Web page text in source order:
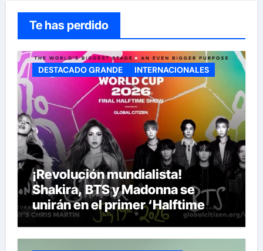
Te has perdido
DESTACADO GRANDE INTERNACIONALES
¡Revolución mundialista!
Shakira, BTS y Madonna se
unirán en el primer ‘Halftime
Show’ de la historia del Mundial